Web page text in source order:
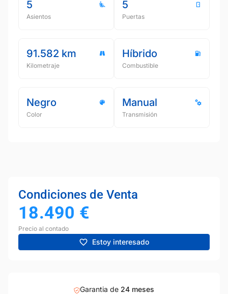
5
Asientos
5
Puertas
91.582 km
Kilometraje
Híbrido
Combustible
Negro
Color
Manual
Transmisión
Condiciones de Venta
18.490 €
Precio al contado
Estoy interesado
Garantia de 24 meses